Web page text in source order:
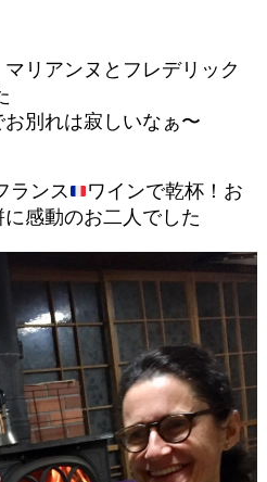
リアンヌとフレデリック
別れは寂しいなぁ〜
ランス
ワインで乾杯！お
感動のお二人でした